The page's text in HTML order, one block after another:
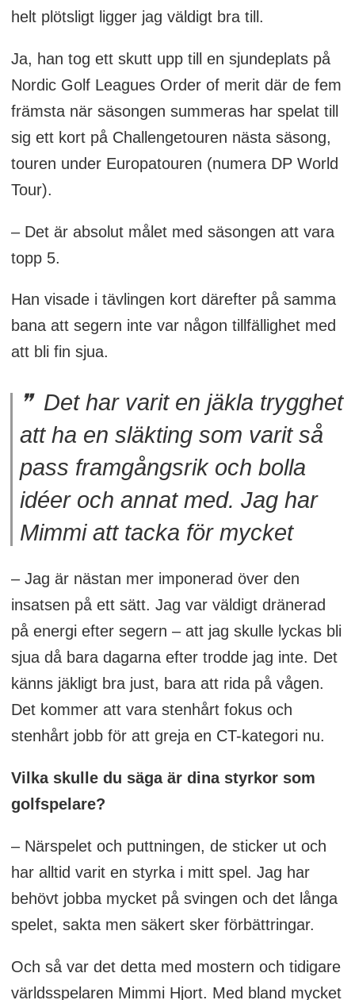
helt plötsligt ligger jag väldigt bra till.
Ja, han tog ett skutt upp till en sjundeplats på
Nordic Golf Leagues Order of merit där de fem
främsta när säsongen summeras har spelat till
sig ett kort på Challengetouren nästa säsong,
touren under Europatouren (numera DP World
Tour).
– Det är absolut målet med säsongen att vara
topp 5.
Han visade i tävlingen kort därefter på samma
bana att segern inte var någon tillfällighet med
att bli fin sjua.
Det har varit en jäkla trygghet
att ha en släkting som varit så
pass framgångsrik och bolla
idéer och annat med. Jag har
Mimmi att tacka för mycket
– Jag är nästan mer imponerad över den
insatsen på ett sätt. Jag var väldigt dränerad
på energi efter segern – att jag skulle lyckas bli
sjua då bara dagarna efter trodde jag inte. Det
känns jäkligt bra just, bara att rida på vågen.
Det kommer att vara stenhårt fokus och
stenhårt jobb för att greja en CT-kategori nu.
Vilka skulle du säga är dina styrkor som
golfspelare?
– Närspelet och puttningen, de sticker ut och
har alltid varit en styrka i mitt spel. Jag har
behövt jobba mycket på svingen och det långa
spelet, sakta men säkert sker förbättringar.
Och så var det detta med mostern och tidigare
världsspelaren Mimmi Hjort. Med bland mycket